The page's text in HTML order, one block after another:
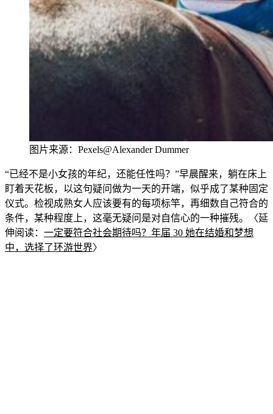
图片来源：Pexels@Alexander Dummer
“已经不是小女孩的年纪， 还能任性吗？”早晨醒来，躺在床上
盯着天花板，以这句疑问做为一天的开端，似乎成了某种固定
仪式。检视成熟女人应该要有的每项标竿，再细数自己符合的
条件，某种程度上，这毫无疑问是对自信心的一种摧残。〈延
伸阅读： 一定要符合社会期待吗？年届 30 她在结婚和梦想
中，选择了环游世界〉